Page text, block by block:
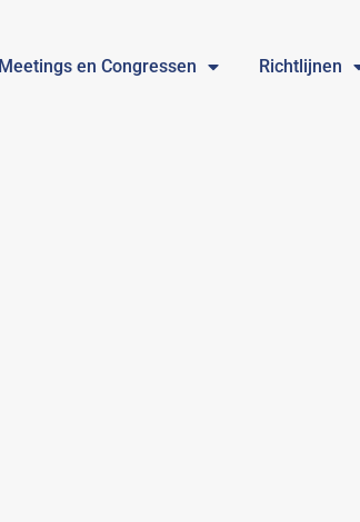
Meetings en Congressen Richtlijnen